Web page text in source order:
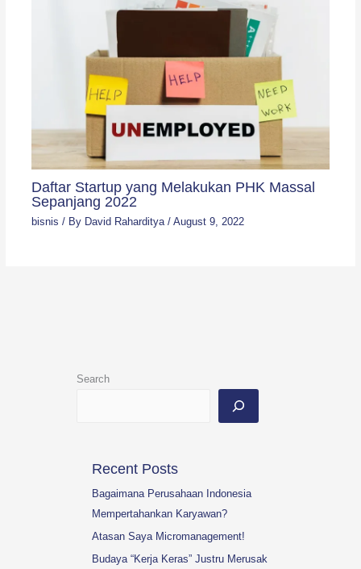
Daftar Startup yang Melakukan PHK Massal
Sepanjang 2022
bisnis / By David Raharditya / August 9, 2022
Search
Recent Posts
Bagaimana Perusahaan Indonesia
Mempertahankan Karyawan?
Atasan Saya Micromanagement!
Budaya “Kerja Keras” Justru Merusak